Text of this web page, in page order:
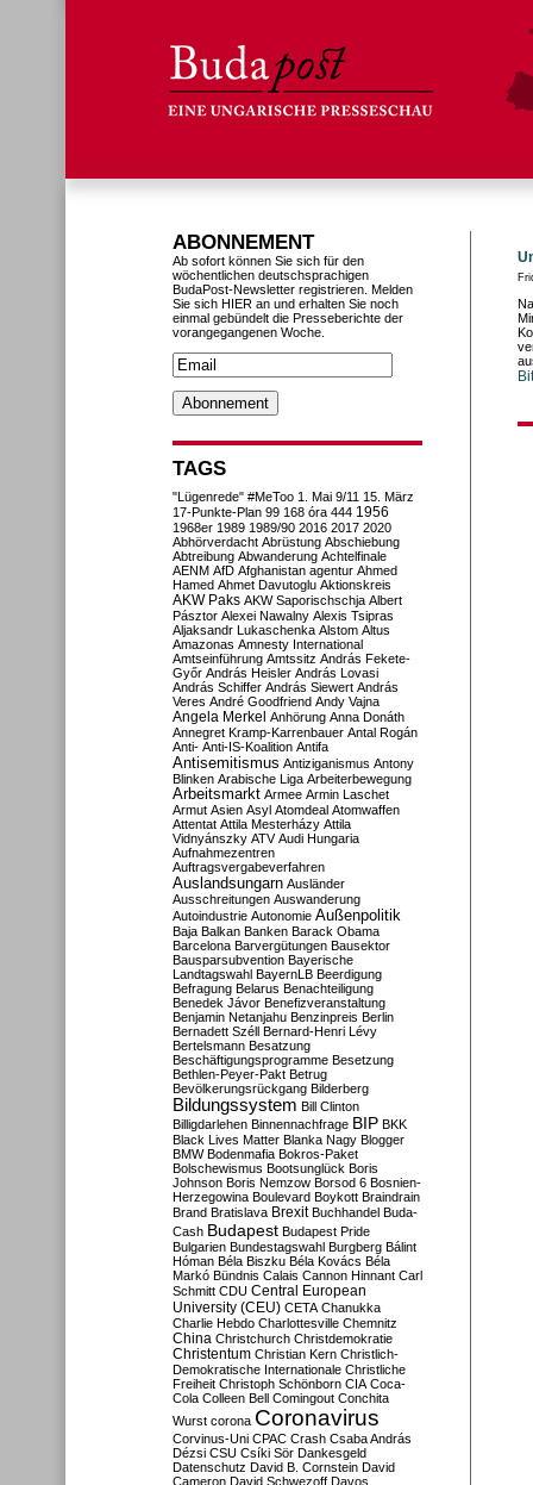
ABONNEMENT
Ab sofort können Sie sich für den
wöchentlichen deutschsprachigen
BudaPost-Newsletter registrieren. Melden
Sie sich HIER an und erhalten Sie noch
einmal gebündelt die Presseberichte der
vorangegangenen Woche.
TAGS
"Lügenrede" #MeToo 1. Mai 9/11 15. März
17-Punkte-Plan 99 168 óra 444 1956
1968er 1989 1989/90 2016 2017 2020
Abhörverdacht Abrüstung Abschiebung
Abtreibung Abwanderung Achtelfinale
AENM AfD Afghanistan agentur Ahmed
Hamed Ahmet Davutoglu Aktionskreis
AKW Paks AKW Saporischschja Albert
Pásztor Alexei Nawalny Alexis Tsipras
Aljaksandr Lukaschenka Alstom Altus
Amazonas Amnesty International
Amtseinführung Amtssitz András Fekete-
Győr András Heisler András Lovasi
András Schiffer András Siewert András
Veres André Goodfriend Andy Vajna
Angela Merkel Anhörung Anna Donáth
Annegret Kramp-Karrenbauer Antal Rogán
Anti- Anti-IS-Koalition Antifa
Antisemitismus Antiziganismus Antony
Blinken Arabische Liga Arbeiterbewegung
Arbeitsmarkt Armee Armin Laschet
Armut Asien Asyl Atomdeal Atomwaffen
Attentat Attila Mesterházy Attila
Vidnyánszky ATV Audi Hungaria
Aufnahmezentren
Auftragsvergabeverfahren
Auslandsungarn Ausländer
Ausschreitungen Auswanderung
Autoindustrie Autonomie Außenpolitik
Baja Balkan Banken Barack Obama
Barcelona Barvergütungen Bausektor
Bausparsubvention Bayerische
Landtagswahl BayernLB Beerdigung
Befragung Belarus Benachteiligung
Benedek Jávor Benefizveranstaltung
Benjamin Netanjahu Benzinpreis Berlin
Bernadett Széll Bernard-Henri Lévy
Bertelsmann Besatzung
Beschäftigungsprogramme Besetzung
Bethlen-Peyer-Pakt Betrug
Bevölkerungsrückgang Bilderberg
Bildungssystem Bill Clinton
Billigdarlehen Binnennachfrage BIP BKK
Black Lives Matter Blanka Nagy Blogger
BMW Bodenmafia Bokros-Paket
Bolschewismus Bootsunglück Boris
Johnson Boris Nemzow Borsod 6 Bosnien-
Herzegowina Boulevard Boykott Braindrain
Brand Bratislava Brexit Buchhandel Buda-
Cash Budapest Budapest Pride
Bulgarien Bundestagswahl Burgberg Bálint
Hóman Béla Biszku Béla Kovács Béla
Markó Bündnis Calais Cannon Hinnant Carl
Schmitt CDU Central European
University (CEU) CETA Chanukka
Charlie Hebdo Charlottesville Chemnitz
China Christchurch Christdemokratie
Christentum Christian Kern Christlich-
Demokratische Internationale Christliche
Freiheit Christoph Schönborn CIA Coca-
Cola Colleen Bell Comingout Conchita
Wurst corona Coronavirus
Corvinus-Uni CPAC Crash Csaba András
Dézsi CSU Csíki Sör Dankesgeld
Datenschutz David B. Cornstein David
Cameron David Schwezoff Davos